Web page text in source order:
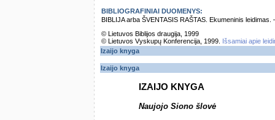
BIBLIOGRAFINIAI DUOMENYS:
BIBLIJA arba ŠVENTASIS RAŠTAS. Ekumeninis
© Lietuvos Biblijos draugija, 1999
© Lietuvos Vyskupų Konferencija, 1999.
Išsamiai apie
Izaijo knyga
Izaijo knyga
IZAIJO KNYGA
Naujojo Siono šlovė